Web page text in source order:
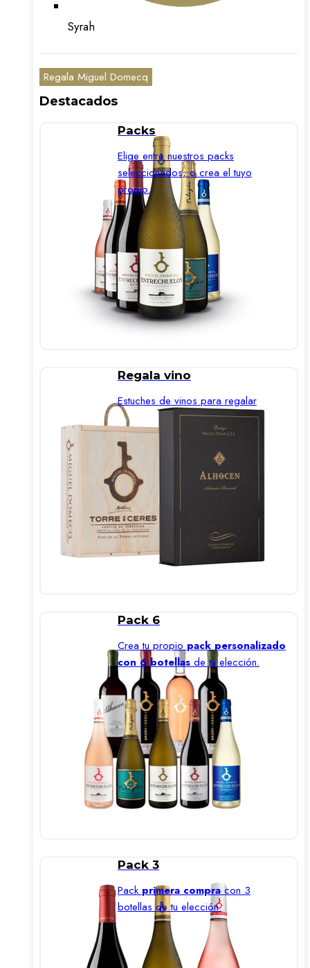
Syrah
Regala Miguel Domecq
Destacados
Packs
Elige entre nuestros packs
seleccionados, o crea el tuyo
propio.
Regala vino
Estuches de vinos para regalar
Pack 6
Crea tu propio pack personalizado
con 6 botellas de tu elección.
Pack 3
Pack primera compra con 3
botellas de tu elección.